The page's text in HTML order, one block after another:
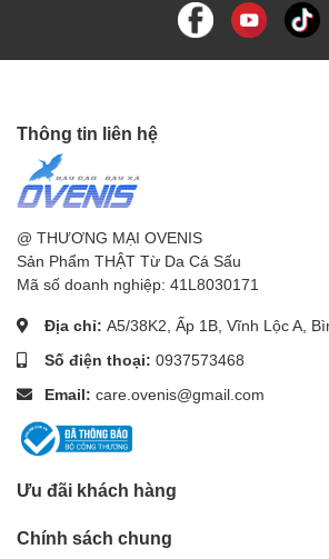
Thông tin liên hệ
@ THƯƠNG MẠI OVENIS
Sản Phẩm THẬT Từ Da Cá Sấu
Mã số doanh nghiệp: 41L8030171
Địa chỉ: A5/38K2, Ấp 1B, Vĩnh Lộc A,
Số điện thoại: 0937573468
Email: care.ovenis@gmail.com
Ưu đãi khách hàng
Chính sách chung